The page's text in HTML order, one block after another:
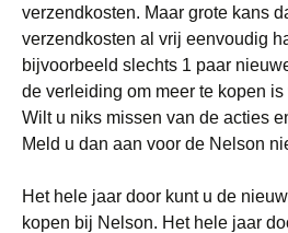
verzendkosten. Maar grote kans
verzendkosten al vrij eenvoudig
bijvoorbeeld slechts 1 paar
de verleiding om meer te kopen
Wilt u niks missen van de acties
Meld u dan aan voor de Nelson
Het hele jaar door kunt u de
kopen bij Nelson. Het hele jaar